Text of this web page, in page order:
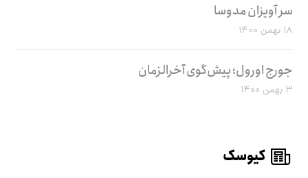
سر آویزان مدوسا
۱۸ بهمن ۱۴۰۰
جورج اورول؛ پیش‌گوی آخرالزمان
۳ بهمن ۱۴۰۰
کیوسک